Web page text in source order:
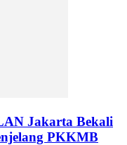
Jakarta Bekali
PKKMB